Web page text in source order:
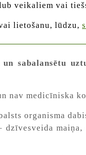
veikaliem vai
lietošanu, lūdzu,
sabalansētu
nav medicīniska
organisma
dzīvesveida